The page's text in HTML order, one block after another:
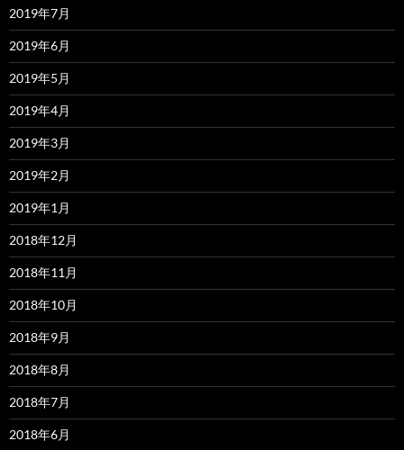
2019年7月
2019年6月
2019年5月
2019年4月
2019年3月
2019年2月
2019年1月
2018年12月
2018年11月
2018年10月
2018年9月
2018年8月
2018年7月
2018年6月